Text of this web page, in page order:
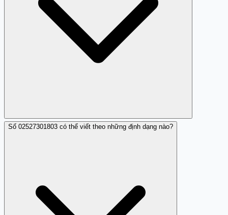
Trang Trắng cung cấp thông tin để nhận diện và cảnh
Số 02527301803 có thể viết theo những định dạng nào?